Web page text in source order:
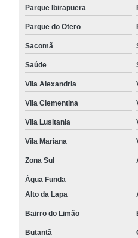
Parque Ibirapuera
Parque do Otero
Sacomã
Saúde
Vila Alexandria
Vila Clementina
Vila Lusitania
Vila Mariana
Zona Sul
Água Funda
Alto da Lapa
Bairro do Limão
Butantã